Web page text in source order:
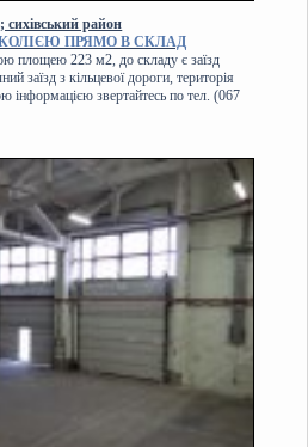
сихівський район
КОЛІЄЮ ПРЯМО В СКЛАД
площею 223 м2, до складу є заїзд
заїзд з кільцевої дороги, територія
звертайтесь по тел. (067